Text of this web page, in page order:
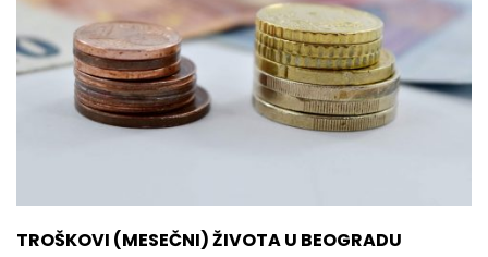
TROŠKOVI (MESEČNI) ŽIVOTA U BEOGRADU